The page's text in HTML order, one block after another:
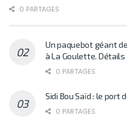
0 PARTAGES
Un paquebot géant
à La Goulette. Détails
0 PARTAGES
Sidi Bou Saïd : le port
0 PARTAGES